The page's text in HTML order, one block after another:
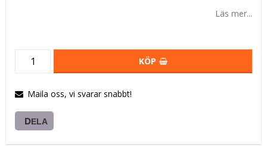
Läs mer...
KÖP
Maila oss, vi svarar snabbt!
DELA